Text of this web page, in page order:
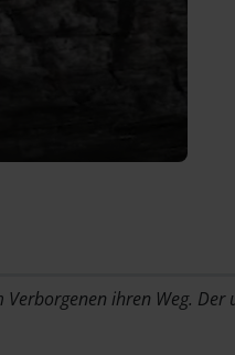
Verborgenen ihren Weg.